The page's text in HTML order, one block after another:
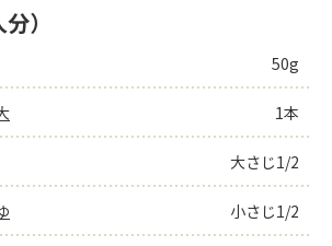
）
50g
1本
大さじ1/2
小さじ1/2